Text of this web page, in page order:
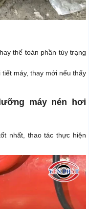
thế toàn phần tùy trạng
máy, thay mới nếu thấy
máy nén hơi
nhất, thao tác thực hiện